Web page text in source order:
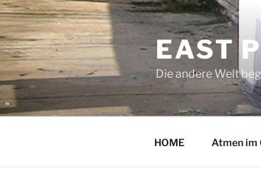
Zum
Inhalt
springen
EAST
Die andere Welt
HOME Atmen im